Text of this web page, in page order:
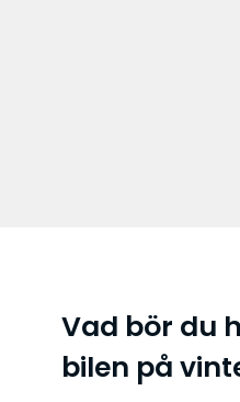
Vad bör du
bilen på